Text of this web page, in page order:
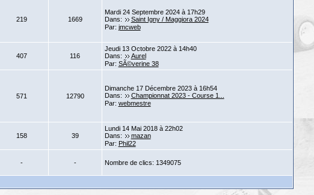
219 1669
Mardi 24 Septembre 2024 à 17h29
Dans:
Saint Igny / Maggiora 2024
Par: jmcweb
407 116
Jeudi 13 Octobre 2022 à 14h40
Dans:
Aurel
Par: SÃ©verine 38
571 12790
Dimanche 17 Décembre 2023 à 16h54
Dans:
Championnat 2023 - Course 1...
Par: webmestre
158 39
Lundi 14 Mai 2018 à 22h02
Dans:
mazan
Par: Phil22
- - Nombre de clics: 1349075